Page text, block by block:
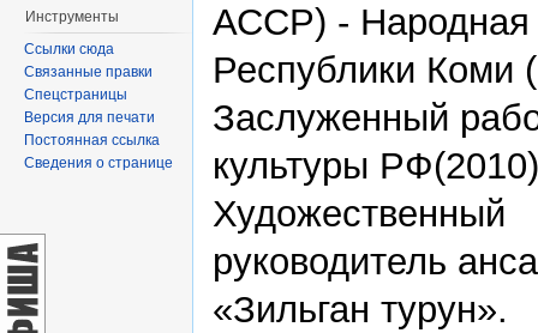
АССР) - Народная
Республики Коми
Заслуженный
культуры
Художественный
руководитель
«Зильган турун».
Инструменты
Ссылки сюда
Связанные правки
Спецстраницы
Версия для печати
Постоянная ссылка
Сведения о странице